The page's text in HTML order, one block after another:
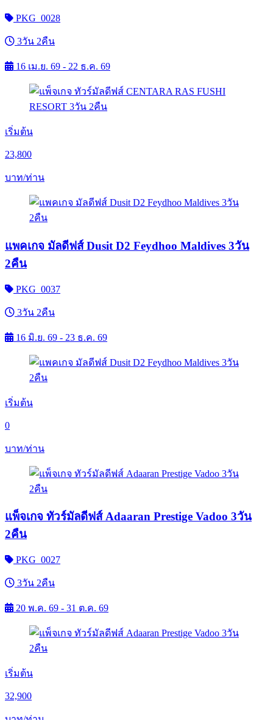
PKG_0028
3วัน 2คืน
16 เม.ย. 69 - 22 ธ.ค. 69
เริ่มต้น
23,800
บาท/ท่าน
แพคเกจ มัลดีฟส์ Dusit D2 Feydhoo Maldives 3วัน
2คืน
PKG_0037
3วัน 2คืน
16 มิ.ย. 69 - 23 ธ.ค. 69
เริ่มต้น
0
บาท/ท่าน
แพ็จเกจ ทัวร์มัลดีฟส์ Adaaran Prestige Vadoo 3วัน
2คืน
PKG_0027
3วัน 2คืน
20 พ.ค. 69 - 31 ต.ค. 69
เริ่มต้น
32,900